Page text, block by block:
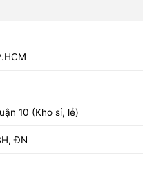
10 (Kho sỉ, lẻ)
ĐN